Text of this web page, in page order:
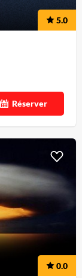
5.0
Réserver
0.0